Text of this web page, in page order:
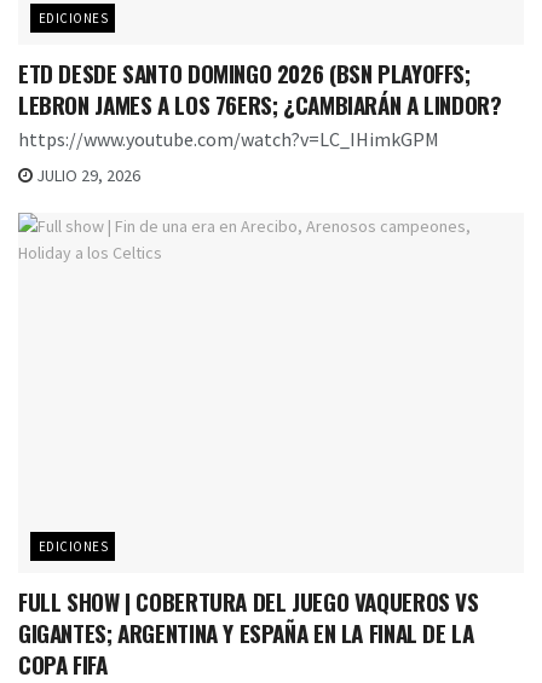
EDICIONES
ETD DESDE SANTO DOMINGO 2026 (BSN PLAYOFFS;
LEBRON JAMES A LOS 76ERS; ¿CAMBIARÁN A LINDOR?
https://www.youtube.com/watch?v=LC_IHimkGPM
JULIO 29, 2026
EDICIONES
FULL SHOW | COBERTURA DEL JUEGO VAQUEROS VS
GIGANTES; ARGENTINA Y ESPAÑA EN LA FINAL DE LA
COPA FIFA